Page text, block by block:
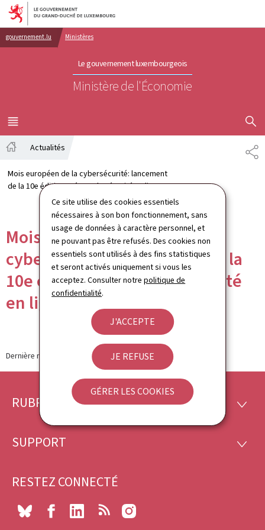
Ce site utilise des cookies essentiels
nécessaires à son bon fonctionnement, sans
usage de données à caractère personnel, et
ne pouvant pas être refusés. Des cookies non
essentiels sont utilisés à des fins statistiques
et seront activés uniquement si vous les
acceptez. Consulter notrepolitique de
confidentialité.
J'ACCEPTE
JE REFUSE
GÉRER LES COOKIES
Aller au menu principal
Aller au contenu
gouvernement.lu Ministères
Le gouvernement luxembourgeois
Ministère de l'Économie
MENU
PRINCIPAL
Actualités
Mois européen de la cybersécurité: lancement
de la 10e édition axée sur la sécurité en ligne
Mois européen de la
cybersécurité: lancement de la
10e édition axée sur la sécurité
en ligne
Dernière modification le 30.09.2022
Pied
page
RUBRIQUES
SUPPORT
RESTEZ CONNECTÉ
Bluesky FacebookLinkedIn RSS